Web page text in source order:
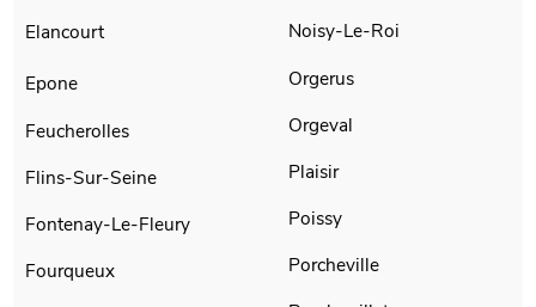
Elancourt
Epone
Feucherolles
Flins-Sur-Seine
Fontenay-Le-Fleury
Fourqueux
Noisy-Le-Roi
Orgerus
Orgeval
Plaisir
Poissy
Porcheville